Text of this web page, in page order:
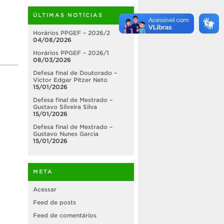
ÚLTIMAS NOTÍCIAS
Horários PPGEF – 2026/2
04/08/2026
Horários PPGEF – 2026/1
08/03/2026
Defesa final de Doutorado –
Victor Edgar Pitzer Neto
15/01/2026
Defesa final de Mestrado –
Gustavo Silveira Silva
15/01/2026
Defesa final de Mestrado –
Gustavo Nunes Garcia
15/01/2026
META
Acessar
Feed de posts
Feed de comentários